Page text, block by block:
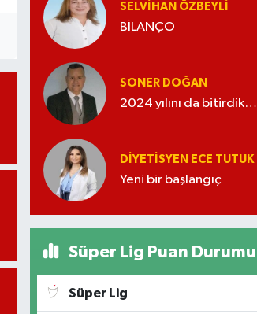
SELVIHAN ÖZBEYLI
BİLANÇO
SONER DOĞAN
2024 yılını da bitirdik…
DIYETISYEN ECE TUTUK
Yeni bir başlangıç
Süper Lig Puan Durumu
Süper Lig